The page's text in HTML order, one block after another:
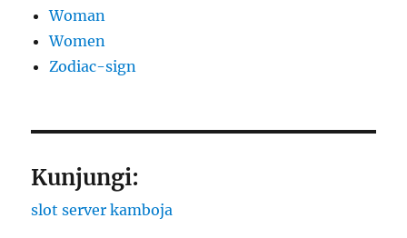
Woman
Women
Zodiac-sign
Kunjungi:
slot server kamboja